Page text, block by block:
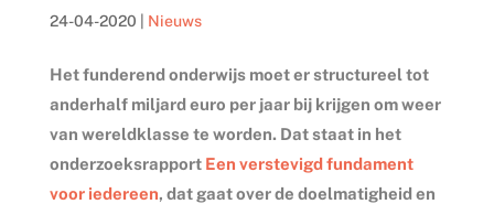
24-04-2020 Nieuws
Het funderend onderwijs moet er structureel tot
anderhalf miljard euro per jaar bij krijgen om weer
van wereldklasse te worden. Dat staat in het
onderzoeksrapport Een verstevigd fundament
voor iedereen, dat gaat over de doelmatigheid en